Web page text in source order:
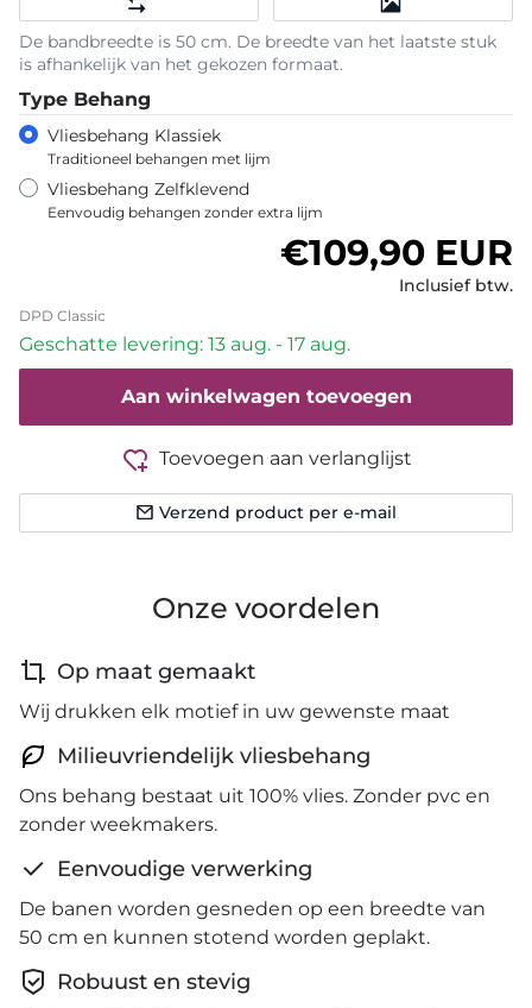
De bandbreedte is 50 cm. De breedte van het laatste stuk
is afhankelijk van het gekozen formaat.
Type Behang
Vliesbehang Klassiek
Traditioneel behangen met lijm
Vliesbehang Zelfklevend
Eenvoudig behangen zonder extra lijm
Normale prijs
€109,90 EUR
Inclusief btw.
DPD Classic
Geschatte levering: 13 aug. - 17 aug.
Aan winkelwagen toevoegen
Toevoegen aan verlanglijst
Verzend product per e-mail
Onze voordelen
Op maat gemaakt
Wij drukken elk motief in uw gewenste maat
Milieuvriendelijk vliesbehang
Ons behang bestaat uit 100% vlies. Zonder pvc en
zonder weekmakers.
Eenvoudige verwerking
De banen worden gesneden op een breedte van
50 cm en kunnen stotend worden geplakt.
Robuust en stevig